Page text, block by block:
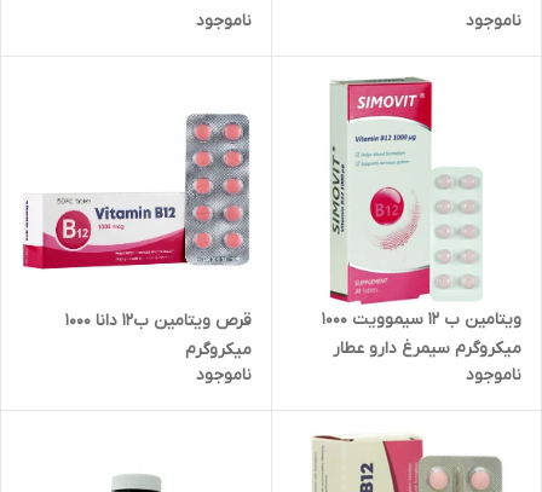
ناموجود
ناموجود
ویتامین ب 12 سیموویت 1000
میکروگرم سیمرغ دارو عطار
ناموجود
قرص ویتامین ب12 دانا 1000
میکروگرم
ناموجود